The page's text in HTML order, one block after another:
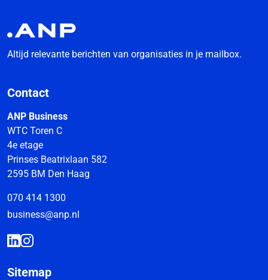
Altijd relevante berichten van organisaties in je mailbox.
Contact
ANP Business
WTC Toren C
4e etage
Prinses Beatrixlaan 582
2595 BM Den Haag
070 414 1300
business@anp.nl
Sitemap